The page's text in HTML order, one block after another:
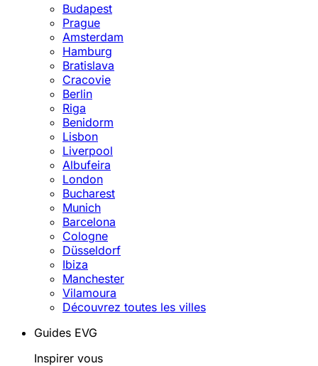
Budapest
Prague
Amsterdam
Hamburg
Bratislava
Cracovie
Berlin
Riga
Benidorm
Lisbon
Liverpool
Albufeira
London
Bucharest
Munich
Barcelona
Cologne
Düsseldorf
Ibiza
Manchester
Vilamoura
Découvrez toutes les villes
Guides EVG
Inspirer vous